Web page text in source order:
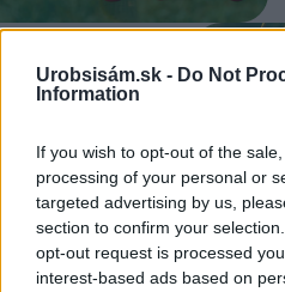
Urobsisám.sk - Do Not
Information
If you wish to opt-out of the
processing of your personal or
targeted advertising by us,
section to confirm your
opt-out request is processed
interest-based ads based on